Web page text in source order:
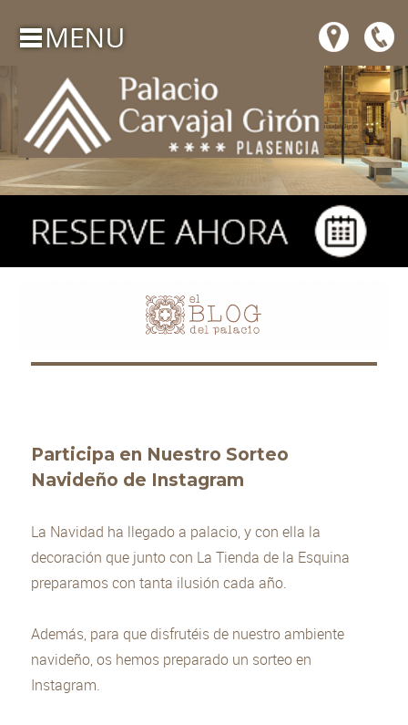
Participa en Nuestro Sorteo
Navideño de Instagram
La Navidad ha llegado a palacio, y con ella la
decoración que junto con La Tienda de la Esquina
preparamos con tanta ilusión cada año.
Además, para que disfrutéis de nuestro ambiente
navideño, os hemos preparado un sorteo en
Instagram.